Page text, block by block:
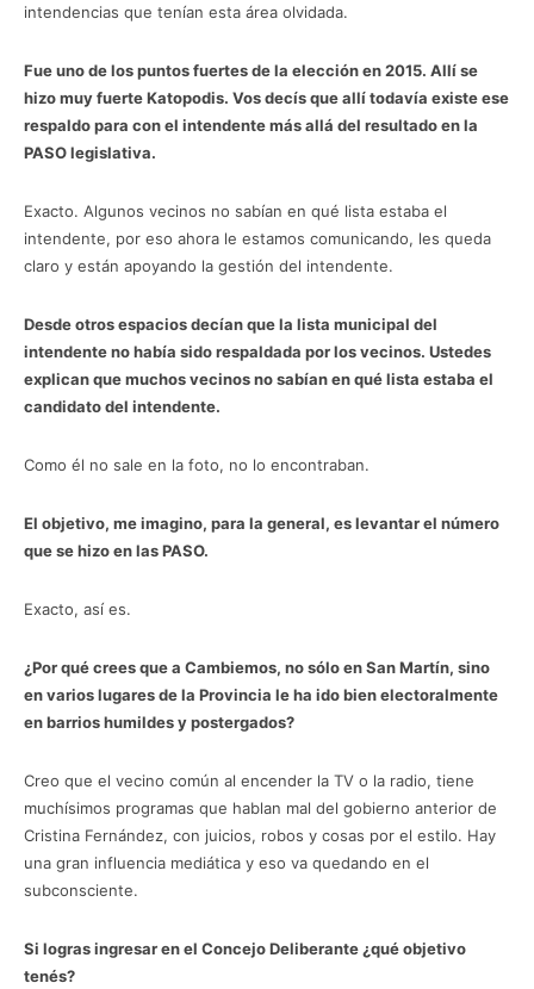
intendencias que tenían esta área olvidada.
Fue uno de los puntos fuertes de la elección en 2015. Allí se
hizo muy fuerte Katopodis. Vos decís que allí todavía existe ese
respaldo para con el intendente más allá del resultado en la
PASO legislativa.
Exacto. Algunos vecinos no sabían en qué lista estaba el
intendente, por eso ahora le estamos comunicando, les queda
claro y están apoyando la gestión del intendente.
Desde otros espacios decían que la lista municipal del
intendente no había sido respaldada por los vecinos. Ustedes
explican que muchos vecinos no sabían en qué lista estaba el
candidato del intendente.
Como él no sale en la foto, no lo encontraban.
El objetivo, me imagino, para la general, es levantar el número
que se hizo en las PASO.
Exacto, así es.
¿Por qué crees que a Cambiemos, no sólo en San Martín, sino
en varios lugares de la Provincia le ha ido bien electoralmente
en barrios humildes y postergados?
Creo que el vecino común al encender la TV o la radio, tiene
muchísimos programas que hablan mal del gobierno anterior de
Cristina Fernández, con juicios, robos y cosas por el estilo. Hay
una gran influencia mediática y eso va quedando en el
subconsciente.
Si logras ingresar en el Concejo Deliberante ¿qué objetivo
tenés?